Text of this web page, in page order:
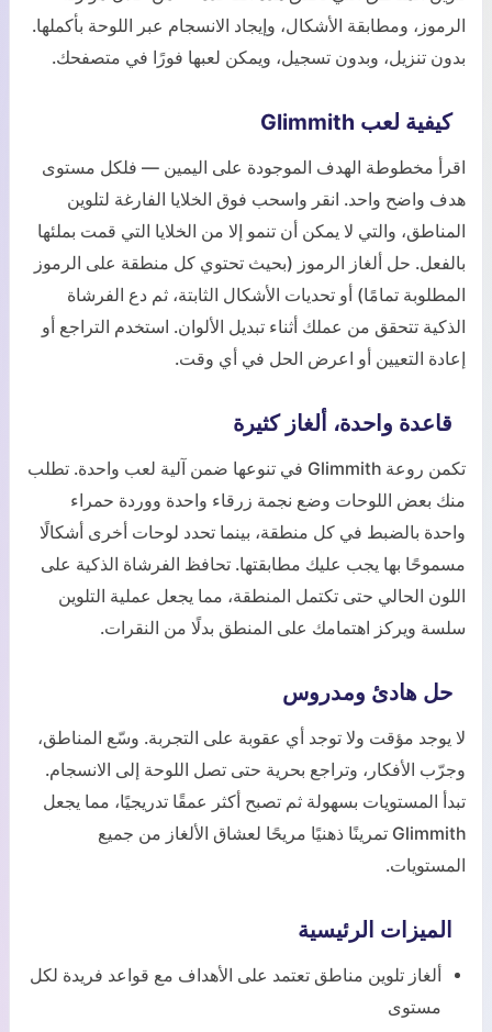
الرموز، ومطابقة الأشكال، وإيجاد الانسجام عبر اللوحة بأكملها.
بدون تنزيل، وبدون تسجيل، ويمكن لعبها فورًا في متصفحك.
كيفية لعب Glimmith
اقرأ مخطوطة الهدف الموجودة على اليمين — فلكل مستوى
هدف واضح واحد. انقر واسحب فوق الخلايا الفارغة لتلوين
المناطق، والتي لا يمكن أن تنمو إلا من الخلايا التي قمت بملئها
بالفعل. حل ألغاز الرموز (بحيث تحتوي كل منطقة على الرموز
المطلوبة تمامًا) أو تحديات الأشكال الثابتة، ثم دع الفرشاة
الذكية تتحقق من عملك أثناء تبديل الألوان. استخدم التراجع أو
إعادة التعيين أو اعرض الحل في أي وقت.
قاعدة واحدة، ألغاز كثيرة
تكمن روعة Glimmith في تنوعها ضمن آلية لعب واحدة. تطلب
منك بعض اللوحات وضع نجمة زرقاء واحدة ووردة حمراء
واحدة بالضبط في كل منطقة، بينما تحدد لوحات أخرى أشكالًا
مسموحًا بها يجب عليك مطابقتها. تحافظ الفرشاة الذكية على
اللون الحالي حتى تكتمل المنطقة، مما يجعل عملية التلوين
سلسة ويركز اهتمامك على المنطق بدلًا من النقرات.
حل هادئ ومدروس
لا يوجد مؤقت ولا توجد أي عقوبة على التجربة. وسّع المناطق،
وجرّب الأفكار، وتراجع بحرية حتى تصل اللوحة إلى الانسجام.
تبدأ المستويات بسهولة ثم تصبح أكثر عمقًا تدريجيًا، مما يجعل
Glimmith تمرينًا ذهنيًا مريحًا لعشاق الألغاز من جميع
المستويات.
الميزات الرئيسية
ألغاز تلوين مناطق تعتمد على الأهداف مع قواعد فريدة لكل
مستوى